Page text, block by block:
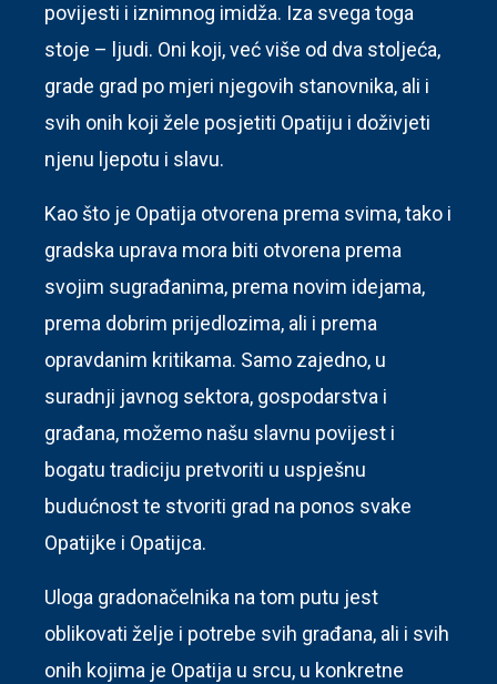
povijesti i iznimnog imidža. Iza svega toga
stoje – ljudi. Oni koji, već više od dva stoljeća,
grade grad po mjeri njegovih stanovnika, ali i
svih onih koji žele posjetiti Opatiju i doživjeti
njenu ljepotu i slavu.
Kao što je Opatija otvorena prema svima, tako i
gradska uprava mora biti otvorena prema
svojim sugrađanima, prema novim idejama,
prema dobrim prijedlozima, ali i prema
opravdanim kritikama. Samo zajedno, u
suradnji javnog sektora, gospodarstva i
građana, možemo našu slavnu povijest i
bogatu tradiciju pretvoriti u uspješnu
budućnost te stvoriti grad na ponos svake
Opatijke i Opatijca.
Uloga gradonačelnika na tom putu jest
oblikovati želje i potrebe svih građana, ali i svih
onih kojima je Opatija u srcu, u konkretne